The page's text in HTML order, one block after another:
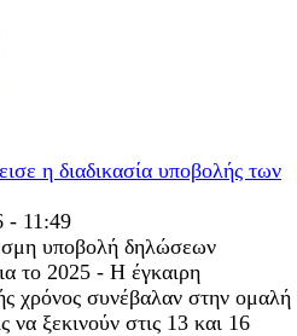
η διαδικασία υποβολής των
- 11:49
υποβολή δηλώσεων
το 2025 - Η έγκαιρη
χρόνος συνέβαλαν στην ομαλή
να ξεκινούν στις 13 και 16